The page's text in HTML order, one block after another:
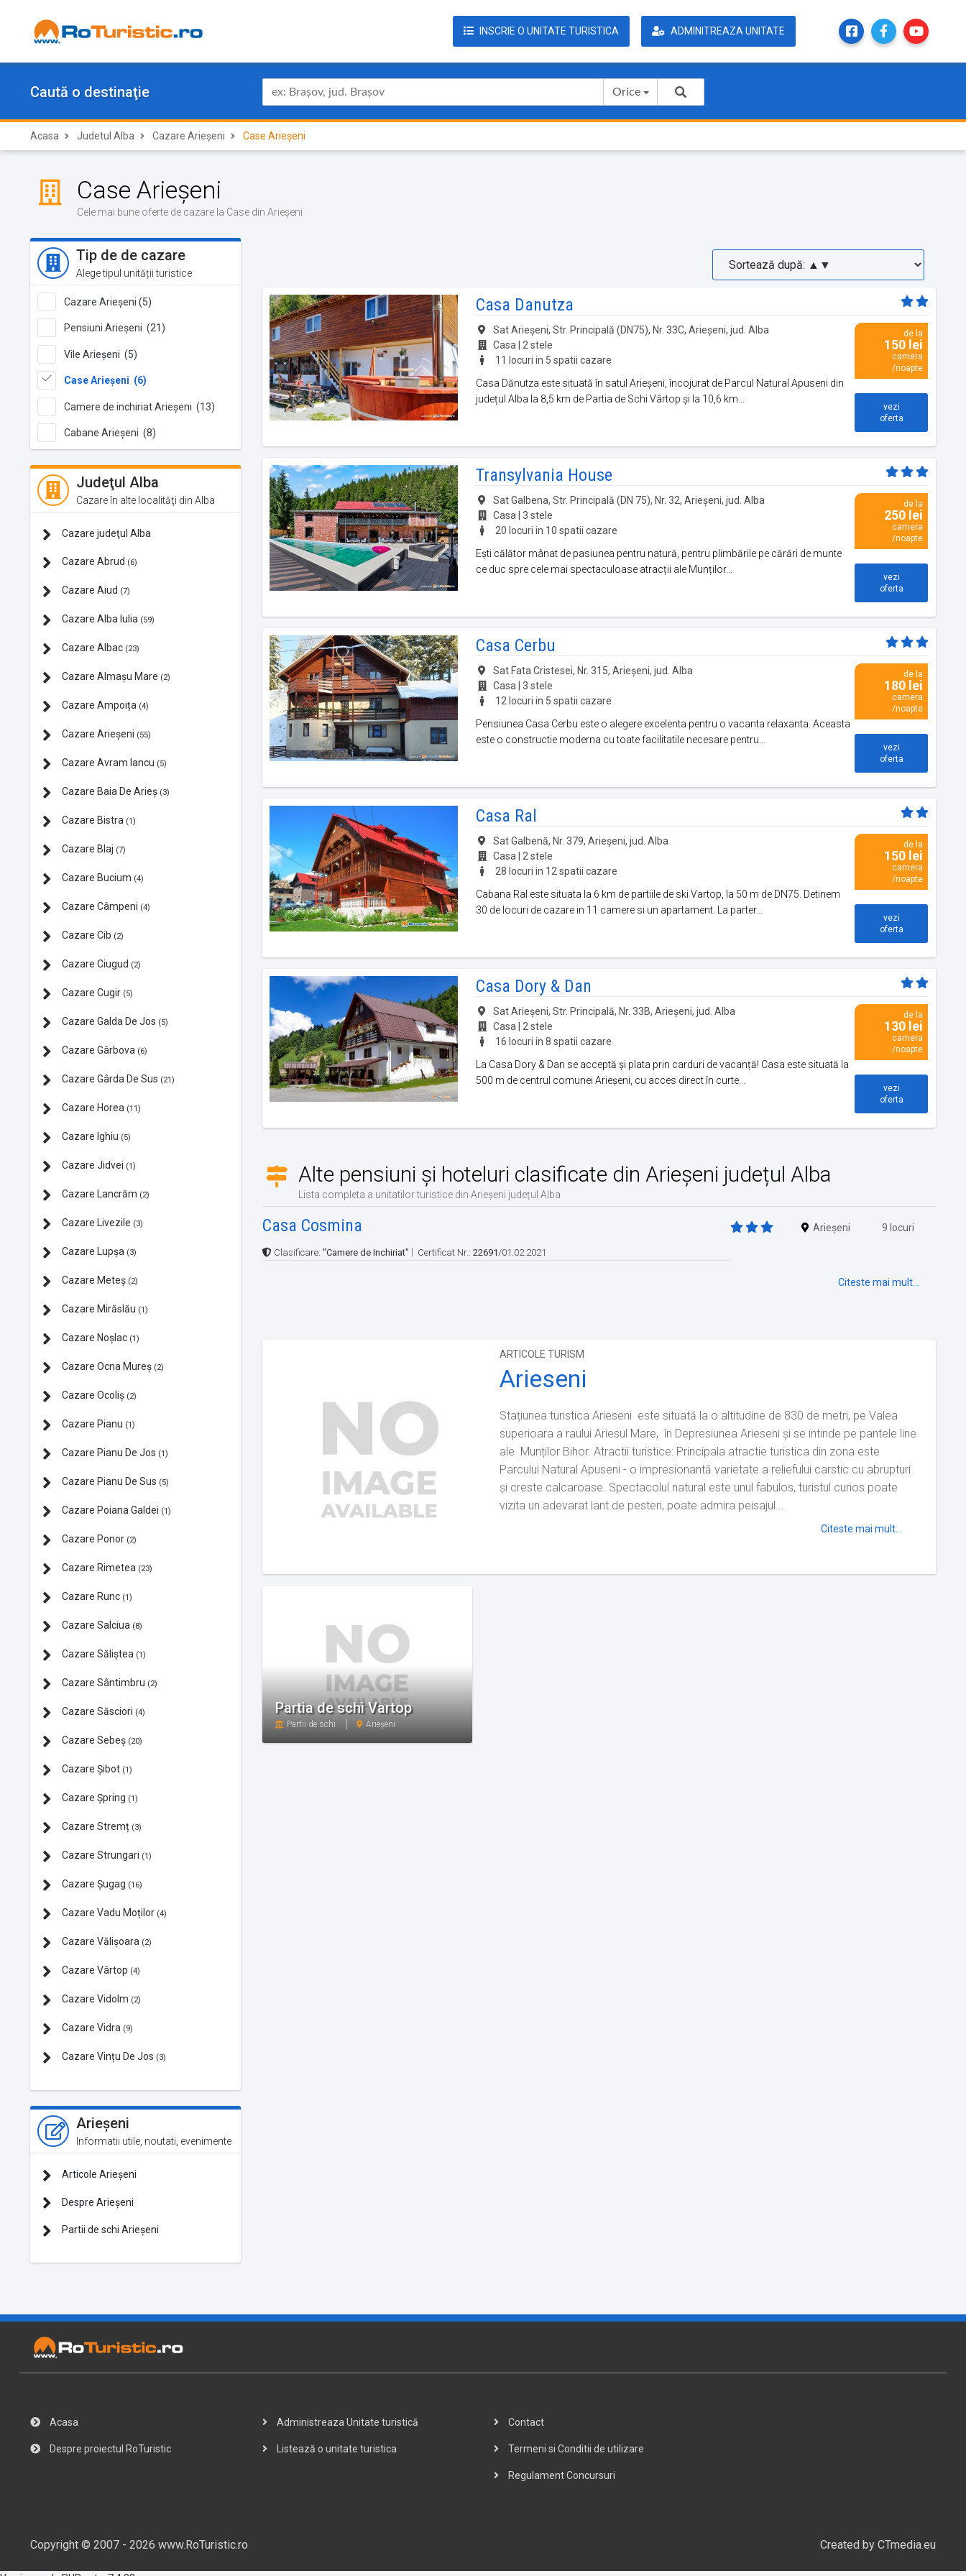
INSCRIE O UNITATE TURISTICA ADMINITREAZA UNITATE
Caută o destinaţie Orice
Acasa Judetul Alba Cazare Arieșeni Case Arieșeni
Case Arieșeni
Cele mai bune oferte de cazare la Case din Arieșeni
Tip de de cazare
Alege tipul unității turistice
Cazare Arieșeni (5)
Pensiuni Arieșeni (21)
Vile Arieșeni (5)
Case Arieșeni (6)
Camere de inchiriat Arieșeni (13)
Cabane Arieșeni (8)
Judeţul Alba
Cazare în alte localităţi din Alba
Cazare judeţul Alba
Cazare Abrud (6)
Cazare Aiud (7)
Cazare Alba Iulia (59)
Cazare Albac (23)
Cazare Almașu Mare (2)
Cazare Ampoița (4)
Cazare Arieșeni (55)
Cazare Avram Iancu (5)
Cazare Baia De Arieș (3)
Cazare Bistra (1)
Cazare Blaj (7)
Cazare Bucium (4)
Cazare Câmpeni (4)
Cazare Cib (2)
Cazare Ciugud (2)
Cazare Cugir (5)
Cazare Galda De Jos (5)
Cazare Gârbova (6)
Cazare Gârda De Sus (21)
Cazare Horea (11)
Cazare Ighiu (5)
Cazare Jidvei (1)
Cazare Lancrăm (2)
Cazare Livezile (3)
Cazare Lupșa (3)
Cazare Meteș (2)
Cazare Mirăslău (1)
Cazare Noșlac (1)
Cazare Ocna Mureș (2)
Cazare Ocoliș (2)
Cazare Pianu (1)
Cazare Pianu De Jos (1)
Cazare Pianu De Sus (5)
Cazare Poiana Galdei (1)
Cazare Ponor (2)
Cazare Rimetea (23)
Cazare Runc (1)
Cazare Salciua (8)
Cazare Săliștea (1)
Cazare Sântimbru (2)
Cazare Săsciori (4)
Cazare Sebeș (20)
Cazare Şibot (1)
Cazare Şpring (1)
Cazare Stremț (3)
Cazare Strungari (1)
Cazare Şugag (16)
Cazare Vadu Moților (4)
Cazare Vălișoara (2)
Cazare Vârtop (4)
Cazare Vidolm (2)
Cazare Vidra (9)
Cazare Vințu De Jos (3)
Arieșeni
Informatii utile, noutati, evenimente
Articole Arieșeni
Despre Arieșeni
Partii de schi Arieșeni
Casa Danutza
Sat Arieșeni, Str. Principală (DN75), Nr. 33C, Arieșeni, jud. Alba
Casa | 2 stele
11 locuri in 5 spatii cazare
Casa Dănutza este situată în satul Arieșeni, încojurat de Parcul Natural Apuseni din
județul Alba la 8,5 km de Partia de Schi Vârtop și la 10,6 km...
de la
150 lei
camera
/noapte
vezi
oferta
Transylvania House
Sat Galbena, Str. Principală (DN 75), Nr. 32, Arieșeni, jud. Alba
Casa | 3 stele
20 locuri in 10 spatii cazare
Ești călător mânat de pasiunea pentru natură, pentru plimbările pe cărări de munte
ce duc spre cele mai spectaculoase atracții ale Munților...
de la
250 lei
camera
/noapte
vezi
oferta
Casa Cerbu
Sat Fata Cristesei, Nr. 315, Arieșeni, jud. Alba
Casa | 3 stele
12 locuri in 5 spatii cazare
Pensiunea Casa Cerbu este o alegere excelenta pentru o vacanta relaxanta. Aceasta
este o constructie moderna cu toate facilitatile necesare pentru...
de la
180 lei
camera
/noapte
vezi
oferta
Casa Ral
Sat Galbenă, Nr. 379, Arieșeni, jud. Alba
Casa | 2 stele
28 locuri in 12 spatii cazare
Cabana Ral este situata la 6 km de partiile de ski Vartop, la 50 m de DN75. Detinem
30 de locuri de cazare in 11 camere si un apartament. La parter...
de la
150 lei
camera
/noapte
vezi
oferta
Casa Dory & Dan
Sat Arieşeni, Str. Principală, Nr. 33B, Arieșeni, jud. Alba
Casa | 2 stele
16 locuri in 8 spatii cazare
La Casa Dory & Dan se acceptă și plata prin carduri de vacanță! Casa este situată la
500 m de centrul comunei Arieșeni, cu acces direct în curte...
de la
130 lei
camera
/noapte
vezi
oferta
Alte pensiuni și hoteluri clasificate din Arieșeni județul Alba
Lista completa a unitatilor turistice din Arieșeni județul Alba
Casa Cosmina Arieșeni 9 locuri
Clasificare: "Camere de Inchiriat" Certificat Nr.: 22691/01.02.2021
Citeste mai mult...
ARTICOLE TURISM
Arieseni
Stațiunea turistica Arieseni este situată la o altitudine de 830 de metri, pe Valea
superioara a raului Ariesul Mare, în Depresiunea Arieseni și se intinde pe pantele line
ale Munților Bihor. Atractii turistice: Principala atractie turistica din zona este
Parcului Natural Apuseni - o impresionantă varietate a reliefului carstic cu abrupturi
și creste calcaroase. Spectacolul natural este unul fabulos, turistul curios poate
vizita un adevarat lant de pesteri, poate admira peisajul...
Citeste mai mult...
Partia de schi Vartop
Partii de schi Arieșeni
Acasa
Despre proiectul RoTuristic
Administreaza Unitate turistică
Listează o unitate turistica
Contact
Termeni si Conditii de utilizare
Regulament Concursuri
Copyright © 2007 - 2026 www.RoTuristic.ro Created by CTmedia.eu